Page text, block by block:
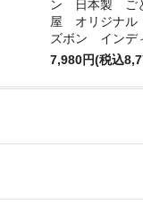
ン 日本製 ご
屋 オリジナ
ズボン インデ
7,980円(税込